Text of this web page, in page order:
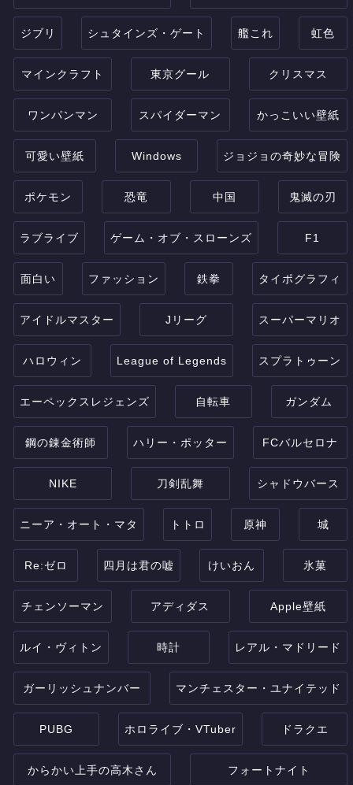
ジブリ シュタインズ・ゲート 艦これ 虹色
マインクラフト 東京グール クリスマス
ワンパンマン スパイダーマン かっこいい壁紙
可愛い壁紙 Windows ジョジョの奇妙な冒険
ポケモン 恐竜 中国 鬼滅の刃
ラブライブ ゲーム・オブ・スローンズ F1
面白い ファッション 鉄拳 タイポグラフィ
アイドルマスター Jリーグ スーパーマリオ
ハロウィン League of Legends スプラトゥーン
エーペックスレジェンズ 自転車 ガンダム
鋼の錬金術師 ハリー・ポッター FCバルセロナ
NIKE 刀剣乱舞 シャドウバース
ニーア・オート・マタ トトロ 原神 城
Re:ゼロ 四月は君の嘘 けいおん 氷菓
チェンソーマン アディダス Apple壁紙
ルイ・ヴィトン 時計 レアル・マドリード
ガーリッシュナンバー マンチェスター・ユナイテッド
PUBG ホロライブ・VTuber ドラクエ
からかい上手の高木さん フォートナイト